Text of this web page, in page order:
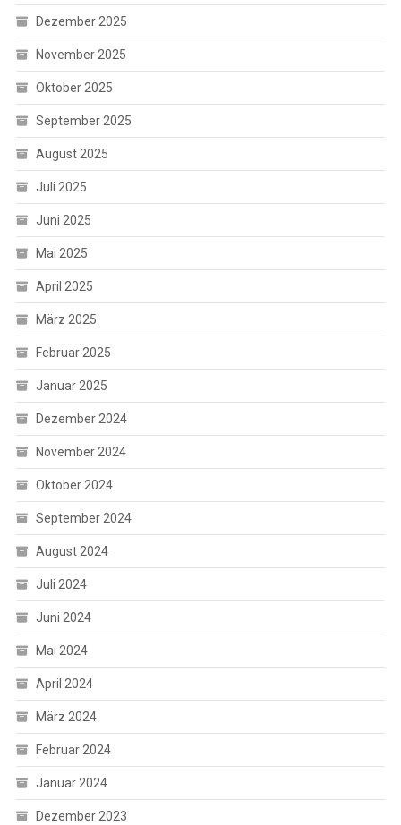
Dezember 2025
November 2025
Oktober 2025
September 2025
August 2025
Juli 2025
Juni 2025
Mai 2025
April 2025
März 2025
Februar 2025
Januar 2025
Dezember 2024
November 2024
Oktober 2024
September 2024
August 2024
Juli 2024
Juni 2024
Mai 2024
April 2024
März 2024
Februar 2024
Januar 2024
Dezember 2023